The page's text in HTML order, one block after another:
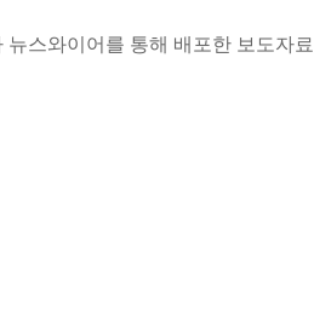
뉴스와이어를 통해 배포한 보도자